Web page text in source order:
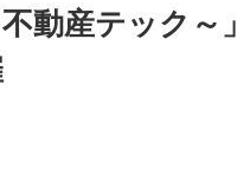
動産テック～」